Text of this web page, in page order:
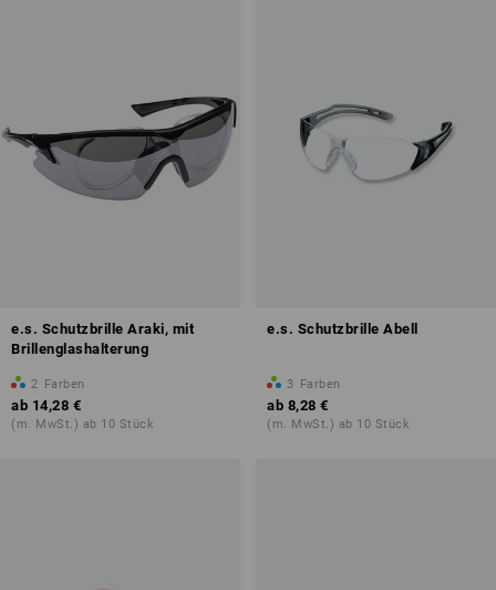
e.s. Schutzbrille Araki, mit
Brillenglashalterung
2 Farben
ab 14,28 €
(m. MwSt.) ab 10 Stück
e.s. Schutzbrille Abell
3 Farben
ab 8,28 €
(m. MwSt.) ab 10 Stück